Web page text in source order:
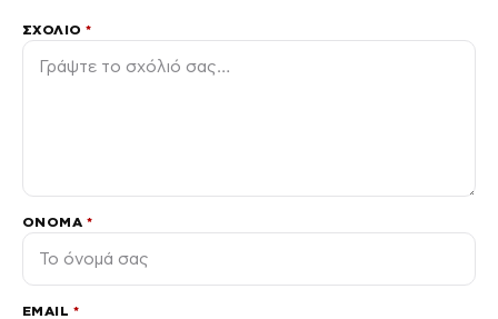
ΣΧΌΛΙΟ*
ΌΝΟΜΑ *
EMAIL *